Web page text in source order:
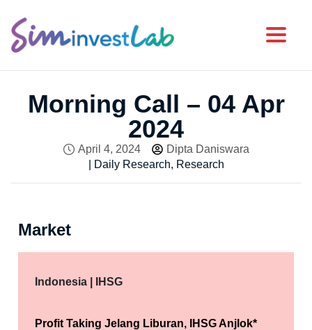
Morning Call – 04 Apr
2024
April 4, 2024
Dipta Daniswara
Daily Research, Research
Market
Indonesia | IHSG
Profit Taking Jelang Liburan, IHSG Anjlok*